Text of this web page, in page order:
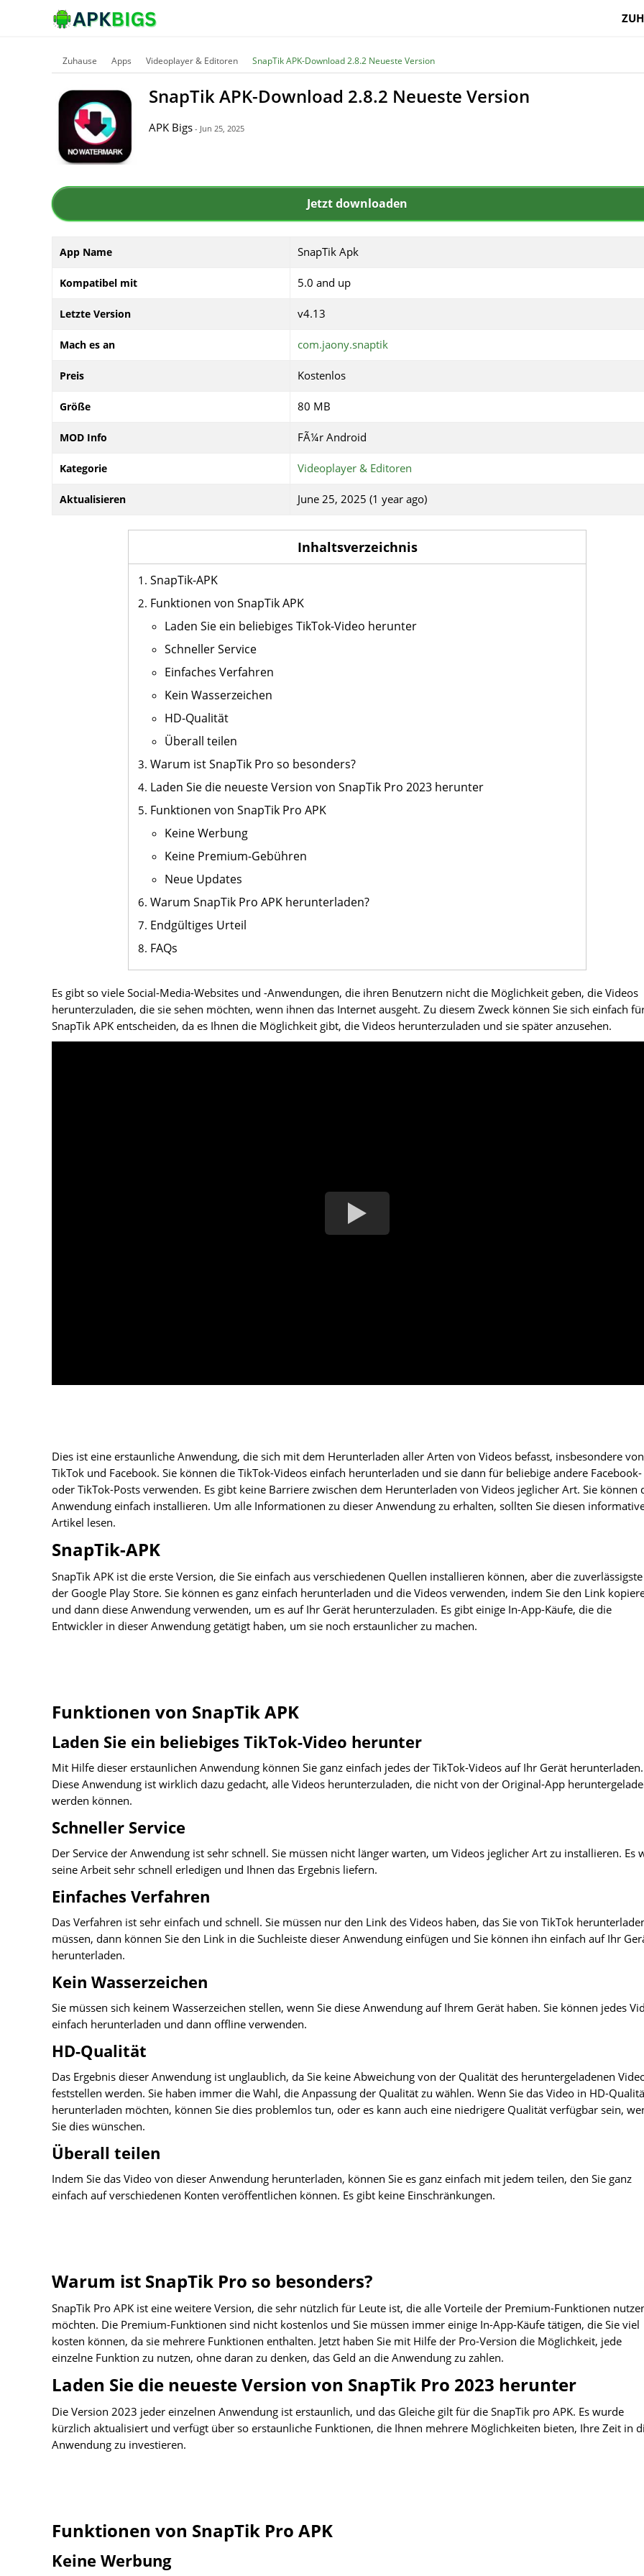
Zuhause Apps Videoplayer & Editoren SnapTik APK-Download 2.8.2 Neueste Version
SnapTik APK-Download 2.8.2 Neueste Version
APK Bigs - Jun 25, 2025
Jetzt downloaden
App Name SnapTik Apk
Kompatibel mit 5.0 and up
Letzte Version v4.13
Mach es an com.jaony.snaptik
Preis Kostenlos
Größe 80 MB
MOD Info FÃ¼r Android
Kategorie Videoplayer & Editoren
Aktualisieren June 25, 2025 (1 year ago)
Inhaltsverzeichnis
SnapTik-APK
Funktionen von SnapTik APK
Laden Sie ein beliebiges TikTok-Video herunter
Schneller Service
Einfaches Verfahren
Kein Wasserzeichen
HD-Qualität
Überall teilen
Warum ist SnapTik Pro so besonders?
Laden Sie die neueste Version von SnapTik Pro 2023 herunter
Funktionen von SnapTik Pro APK
Keine Werbung
Keine Premium-Gebühren
Neue Updates
Warum SnapTik Pro APK herunterladen?
Endgültiges Urteil
FAQs
Es gibt so viele Social-Media-Websites und -Anwendungen, die ihren Benutzern nicht die Möglichkeit geben, die Videos
herunterzuladen, die sie sehen möchten, wenn ihnen das Internet ausgeht. Zu diesem Zweck können Sie sich einfach
SnapTik APK entscheiden, da es Ihnen die Möglichkeit gibt, die Videos herunterzuladen und sie später anzusehen.
Dies ist eine erstaunliche Anwendung, die sich mit dem Herunterladen aller Arten von Videos befasst, insbesondere von
TikTok und Facebook. Sie können die TikTok-Videos einfach herunterladen und sie dann für beliebige andere Facebook-
oder TikTok-Posts verwenden. Es gibt keine Barriere zwischen dem Herunterladen von Videos jeglicher Art. Sie können
Anwendung einfach installieren. Um alle Informationen zu dieser Anwendung zu erhalten, sollten Sie diesen
Artikel lesen.
SnapTik-APK
SnapTik APK ist die erste Version, die Sie einfach aus verschiedenen Quellen installieren können, aber die
der Google Play Store. Sie können es ganz einfach herunterladen und die Videos verwenden, indem Sie den Link
und dann diese Anwendung verwenden, um es auf Ihr Gerät herunterzuladen. Es gibt einige In-App-Käufe, die die
Entwickler in dieser Anwendung getätigt haben, um sie noch erstaunlicher zu machen.
Funktionen von SnapTik APK
Laden Sie ein beliebiges TikTok-Video herunter
Mit Hilfe dieser erstaunlichen Anwendung können Sie ganz einfach jedes der TikTok-Videos auf Ihr Gerät herunterladen.
Diese Anwendung ist wirklich dazu gedacht, alle Videos herunterzuladen, die nicht von der Original-App
werden können.
Schneller Service
Der Service der Anwendung ist sehr schnell. Sie müssen nicht länger warten, um Videos jeglicher Art zu installieren. Es
seine Arbeit sehr schnell erledigen und Ihnen das Ergebnis liefern.
Einfaches Verfahren
Das Verfahren ist sehr einfach und schnell. Sie müssen nur den Link des Videos haben, das Sie von TikTok
müssen, dann können Sie den Link in die Suchleiste dieser Anwendung einfügen und Sie können ihn einfach auf Ihr
herunterladen.
Kein Wasserzeichen
Sie müssen sich keinem Wasserzeichen stellen, wenn Sie diese Anwendung auf Ihrem Gerät haben. Sie können jedes
einfach herunterladen und dann offline verwenden.
HD-Qualität
Das Ergebnis dieser Anwendung ist unglaublich, da Sie keine Abweichung von der Qualität des heruntergeladenen
feststellen werden. Sie haben immer die Wahl, die Anpassung der Qualität zu wählen. Wenn Sie das Video in HD-
herunterladen möchten, können Sie dies problemlos tun, oder es kann auch eine niedrigere Qualität verfügbar sein,
Sie dies wünschen.
Überall teilen
Indem Sie das Video von dieser Anwendung herunterladen, können Sie es ganz einfach mit jedem teilen, den Sie ganz
einfach auf verschiedenen Konten veröffentlichen können. Es gibt keine Einschränkungen.
Warum ist SnapTik Pro so besonders?
SnapTik Pro APK ist eine weitere Version, die sehr nützlich für Leute ist, die alle Vorteile der Premium-Funktionen
möchten. Die Premium-Funktionen sind nicht kostenlos und Sie müssen immer einige In-App-Käufe tätigen, die Sie viel
kosten können, da sie mehrere Funktionen enthalten. Jetzt haben Sie mit Hilfe der Pro-Version die Möglichkeit, jede
einzelne Funktion zu nutzen, ohne daran zu denken, das Geld an die Anwendung zu zahlen.
Laden Sie die neueste Version von SnapTik Pro 2023 herunter
Die Version 2023 jeder einzelnen Anwendung ist erstaunlich, und das Gleiche gilt für die SnapTik pro APK. Es wurde
kürzlich aktualisiert und verfügt über so erstaunliche Funktionen, die Ihnen mehrere Möglichkeiten bieten, Ihre Zeit in
Anwendung zu investieren.
Funktionen von SnapTik Pro APK
Keine Werbung